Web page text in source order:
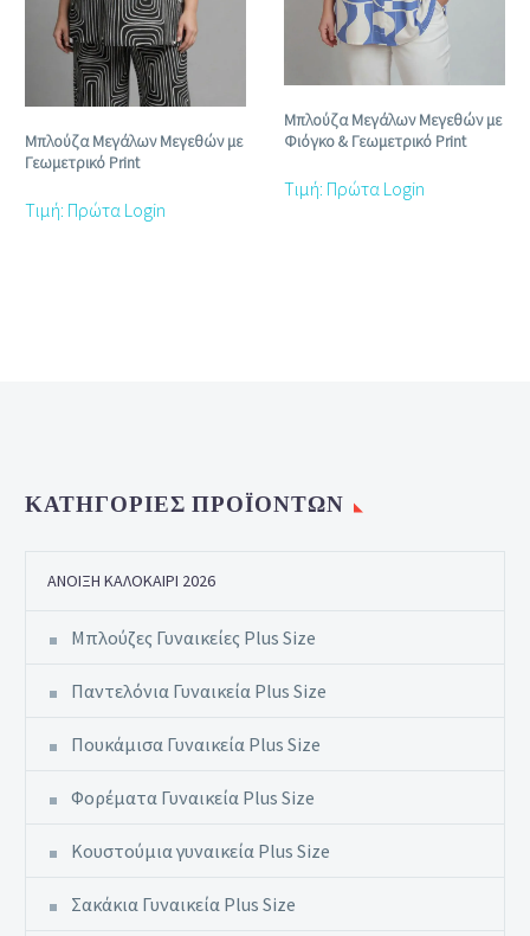
Μπλούζα Μεγάλων Μεγεθών με
Γεωμετρικό Print
Τιμή: Πρώτα Login
Μπλούζα Μεγάλων Μεγεθών με
Φιόγκο & Γεωμετρικό Print
Τιμή: Πρώτα Login
ΚΑΤΗΓΟΡΊΕΣ ΠΡΟΪΌΝΤΩΝ
ΆΝΟΙΞΗ ΚΑΛΟΚΑΊΡΙ 2026
Μπλούζες Γυναικείες Plus Size
Παντελόνια Γυναικεία Plus Size
Πουκάμισα Γυναικεία Plus Size
Φορέματα Γυναικεία Plus Size
Κουστούμια γυναικεία Plus Size
Σακάκια Γυναικεία Plus Size